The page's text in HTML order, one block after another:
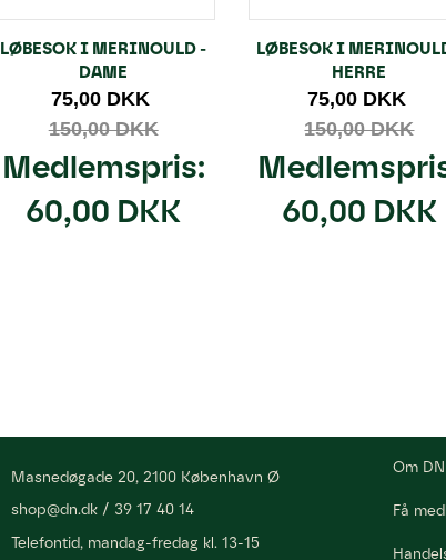
LØBESOK I MERINOULD -
DAME
75,00 DKK
150,00 DKK
Medlemspris:
60,00 DKK
LØBESOK I
HERRE
75,00 DKK
150,00 DKK
60,00 DKK
Masnedøgade 20, 2100 København Ø
shop@dn.dk / 39 17 40 14
Telefontid, mandag-fredag kl. 13-15
Om
Få